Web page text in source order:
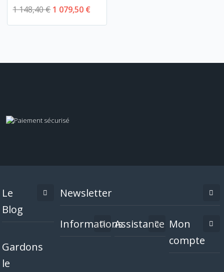
1 148,40 € 1 079,50 €
Le
Blog
Gardons
le
Newsletter
InformationsAssistance Mon
compte